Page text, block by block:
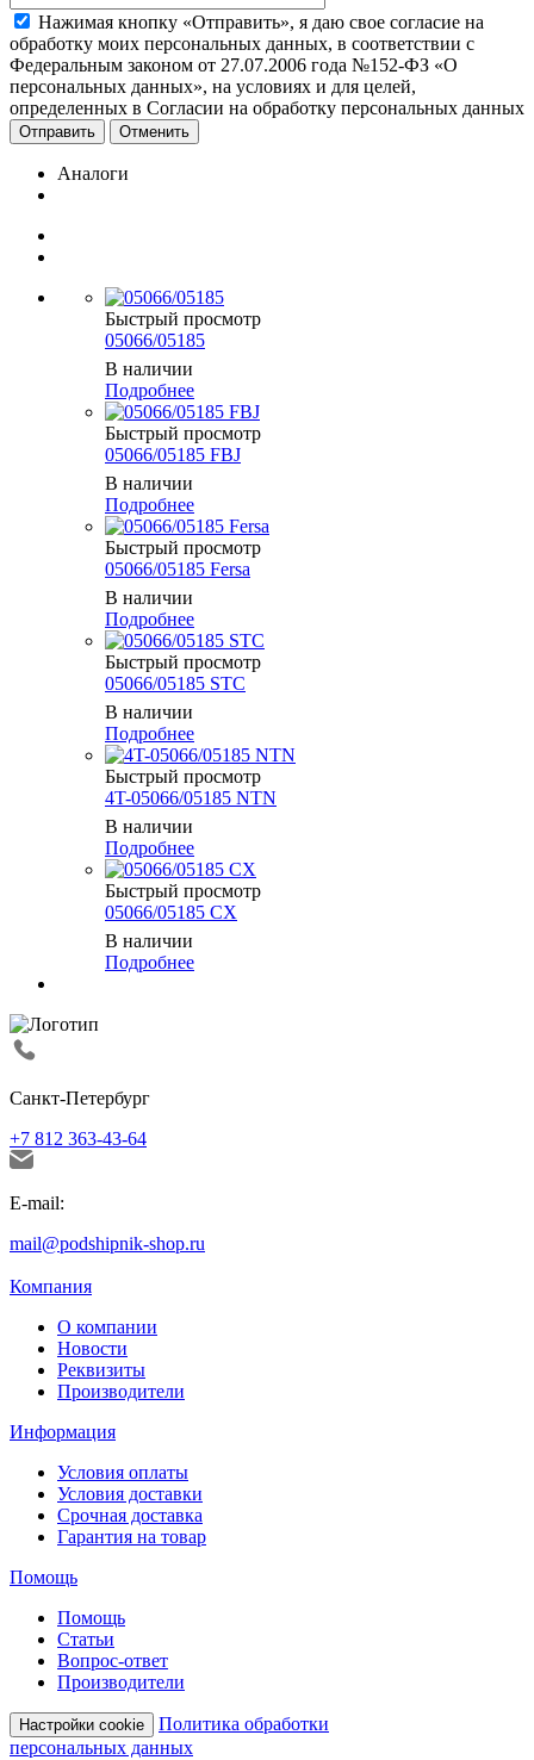
Нажимая кнопку «Отправить», я даю свое согласие на
обработку моих персональных данных, в соответствии с
Федеральным законом от 27.07.2006 года №152-ФЗ «О
персональных данных», на условиях и для целей,
определенных в Согласии на обработку персональных данных
Отменить
Аналоги
Быстрый просмотр
05066/05185
В наличии
Подробнее
Быстрый просмотр
05066/05185 FBJ
В наличии
Подробнее
Быстрый просмотр
05066/05185 Fersa
В наличии
Подробнее
Быстрый просмотр
05066/05185 STC
В наличии
Подробнее
Быстрый просмотр
4T-05066/05185 NTN
В наличии
Подробнее
Быстрый просмотр
05066/05185 CX
В наличии
Подробнее
Санкт-Петербург
+7 812 363-43-64
E-mail:
mail@podshipnik-shop.ru
Компания
О компании
Новости
Реквизиты
Производители
Информация
Условия оплаты
Условия доставки
Срочная доставка
Гарантия на товар
Помощь
Помощь
Статьи
Вопрос-ответ
Производители
Настройки cookie
Политика обработки
персональных данных